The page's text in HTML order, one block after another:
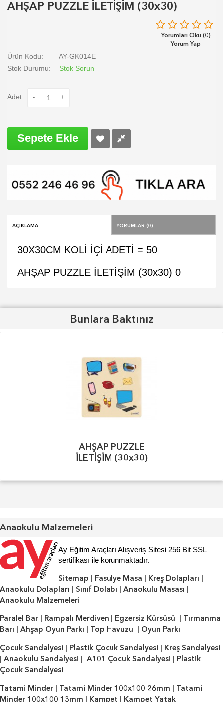
AHŞAP PUZZLE İLETİŞİM (30x30)
Yorumları Oku (0)
Yorum Yap
Ürün Kodu:
AY-GK014E
Stok Durumu:
Stok Sorun
Adet - +
Sepete Ekle
Açıklama Yorumlar (0)
30X30CM KOLİ İÇİ ADETİ = 50
AHŞAP PUZZLE İLETİŞİM (30x30) 0
Bunlara Baktınız
AHŞAP PUZZLE
İLETİŞİM (30x30)
Anaokulu Malzemeleri
Ay Eğitim Araçları Alışveriş Sitesi 256 Bit SSL
sertifikası ile korunmaktadır.
Sitemap | Fasulye Masa | Kreş Dolapları |
Anaokulu Dolapları | Sınıf Dolabı | Anaokulu Masası |
Anaokulu Malzemeleri
Paralel Bar | Rampalı Merdiven | Egzersiz Kürsüsü | Tırmanma
Barı | Ahşap Oyun Parkı | Top Havuzu | Oyun Parkı
Çocuk Sandalyesi | Plastik Çocuk Sandalyesi | Kreş Sandalyesi
| Anaokulu Sandalyesi | A101 Çocuk Sandalyesi | Plastik
Çocuk Sandalyesi
Tatami Minder | Tatami Minder 100x100 26mm | Tatami
Minder 100x100 13mm | Kampet | Kampet Yatak